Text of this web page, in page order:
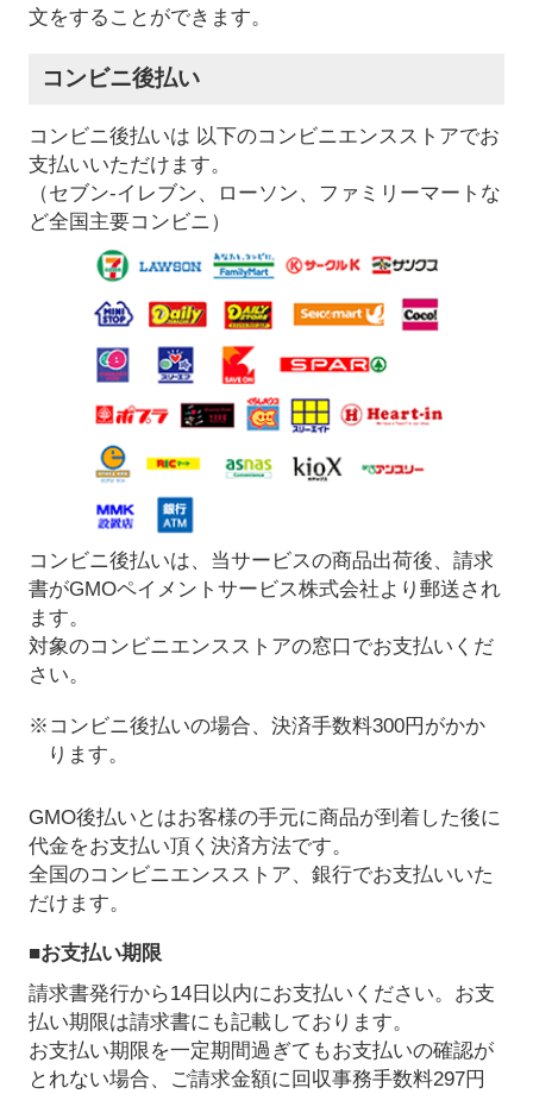
文をすることができます。
コンビニ後払い
コンビニ後払いは 以下のコンビニエンスストアでお
支払いいただけます。
（セブン-イレブン、ローソン、ファミリーマートな
ど全国主要コンビニ）
コンビニ後払いは、当サービスの商品出荷後、請求
書がGMOペイメントサービス株式会社より郵送され
ます。
対象のコンビニエンスストアの窓口でお支払いくだ
さい。
※コンビニ後払いの場合、決済手数料300円がかか
ります。
GMO後払いとはお客様の手元に商品が到着した後に
代金をお支払い頂く決済方法です。
全国のコンビニエンスストア、銀行でお支払いいた
だけます。
■お支払い期限
請求書発行から14日以内にお支払いください。お支
払い期限は請求書にも記載しております。
お支払い期限を一定期間過ぎてもお支払いの確認が
とれない場合、ご請求金額に回収事務手数料297円